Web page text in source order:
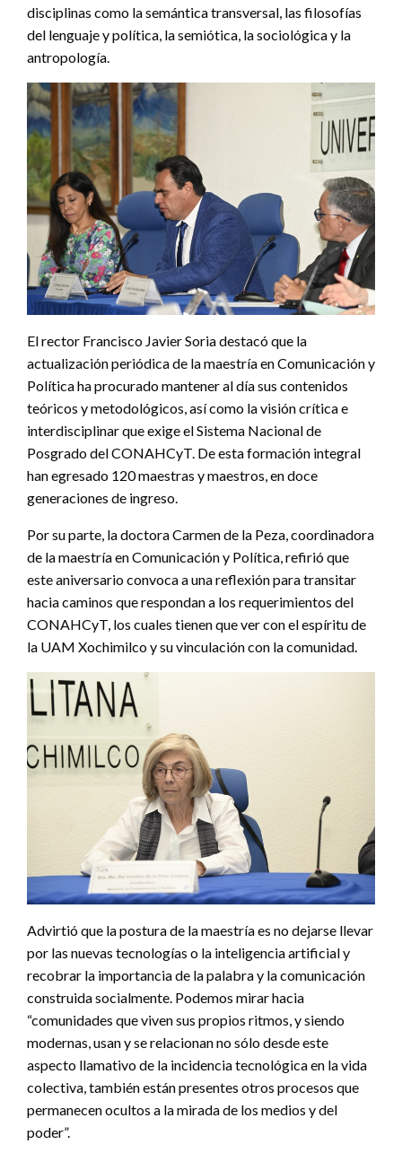
disciplinas como la semántica transversal, las filosofías
del lenguaje y política, la semiótica, la sociológica y la
antropología.
El rector Francisco Javier Soria destacó que la
actualización periódica de la maestría en Comunicación y
Política ha procurado mantener al día sus contenidos
teóricos y metodológicos, así como la visión crítica e
interdisciplinar que exige el Sistema Nacional de
Posgrado del CONAHCyT. De esta formación integral
han egresado 120 maestras y maestros, en doce
generaciones de ingreso.
Por su parte, la doctora Carmen de la Peza, coordinadora
de la maestría en Comunicación y Política, refirió que
este aniversario convoca a una reflexión para transitar
hacia caminos que respondan a los requerimientos del
CONAHCyT, los cuales tienen que ver con el espíritu de
la UAM Xochimilco y su vinculación con la comunidad.
Advirtió que la postura de la maestría es no dejarse llevar
por las nuevas tecnologías o la inteligencia artificial y
recobrar la importancia de la palabra y la comunicación
construida socialmente. Podemos mirar hacia
“comunidades que viven sus propios ritmos, y siendo
modernas, usan y se relacionan no sólo desde este
aspecto llamativo de la incidencia tecnológica en la vida
colectiva, también están presentes otros procesos que
permanecen ocultos a la mirada de los medios y del
poder”.